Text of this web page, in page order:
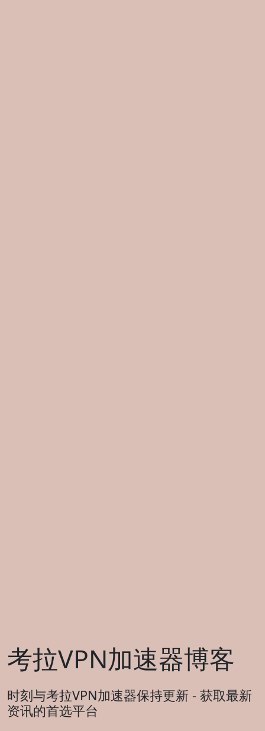
考拉VPN加速器博客
时刻与考拉VPN加速器保持更新 - 获取最新
资讯的首选平台